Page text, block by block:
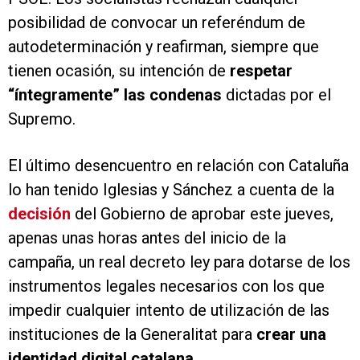
posibilidad de convocar un referéndum de
autodeterminación y reafirman, siempre que
tienen ocasión, su intención de respetar
“íntegramente” las condenas dictadas por el
Supremo.
El último desencuentro en relación con Cataluña
lo han tenido Iglesias y Sánchez a cuenta de la
decisión del Gobierno de aprobar este jueves,
apenas unas horas antes del inicio de la
campaña, un real decreto ley para dotarse de los
instrumentos legales necesarios con los que
impedir cualquier intento de utilización de las
instituciones de la Generalitat para crear una